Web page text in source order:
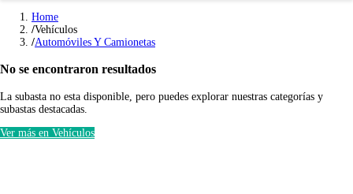
Home
Vehículos
Automóviles Y Camionetas
No se encontraron resultados
La subasta no esta disponible, pero puedes explorar nuestras categorías y
subastas destacadas.
Ver más en Vehículos